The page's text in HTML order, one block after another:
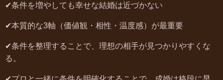
✔条件を増やしても幸せな結婚は近づかない
✔本質的な3軸（価値観・相性・温度感）が最重要
✔条件を整理することで、理想の相手が見つかりやすくな
る。